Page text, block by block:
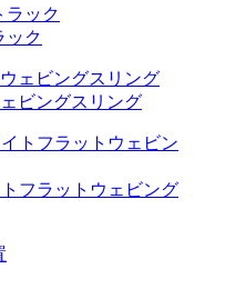
ック
ビングスリング
フラットウェビング